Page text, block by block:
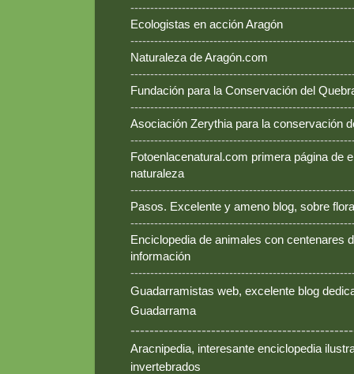
Ecologistas en acción Aragón
Naturaleza de Aragón.com
Fundación para la Conservación del
Asociación Zerythia para la conservación
Fotoenlacenatural.com primera página de
naturaleza
Pasos. Excelente y ameno blog, sobre
Enciclopedia de animales con centenares
información
Guadarramistas web, excelente blog
Guadarrama
Aracnipedia, interesante enciclopedia
invertebrados